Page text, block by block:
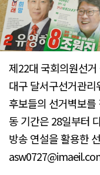
제22대 국회의원선
대구 달서구선거관리
후보들의 선거벽보
동 기간은 28일부터
방송 연설을 활용한